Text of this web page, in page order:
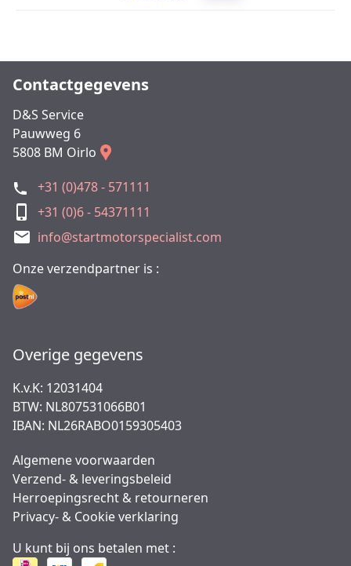
Contactgegevens
D&S Service
Pauwweg 6
5808 BM Oirlo
+31 (0)478 - 571111
+31 (0)6 - 54371111
info@startmotorspecialist.com
Onze verzendpartner is :
Overige gegevens
K.v.K: 12031404
BTW: NL807531066B01
IBAN: NL26RABO0159305403
Algemene voorwaarden
Verzend- & leveringsbeleid
Herroepingsrecht & retourneren
Privacy- & Cookie verklaring
U kunt bij ons betalen met :